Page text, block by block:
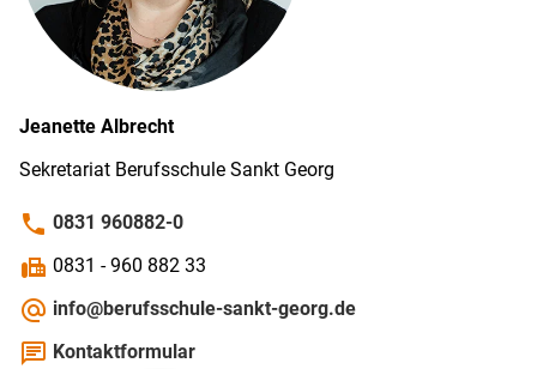
Jeanette Albrecht
Sekretariat Berufs­schule Sankt Georg
phone 0831 960882-0
fax 0831 - 960 882 33
alternate_email info@berufsschule-sankt-georg.de
chat Kontaktformular